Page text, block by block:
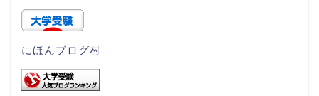
にほんブログ村